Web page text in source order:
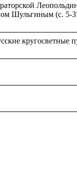
Шульгиным (с. 5-
кругосветные